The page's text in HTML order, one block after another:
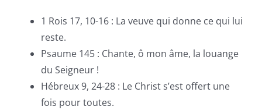
1 Rois 17, 10-16 : La veuve qui donne ce qui lui
reste.
Psaume 145 : Chante, ô mon âme, la louange
du Seigneur !
Hébreux 9, 24-28 : Le Christ s’est offert une
fois pour toutes.